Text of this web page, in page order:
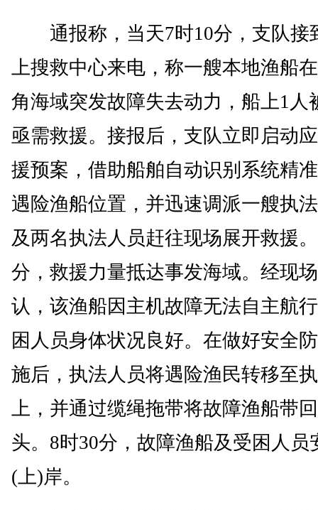
通报称，当天7时10分，支队接
上搜救中心来电，称一艘本地渔船
角海域突发故障失去动力，船上1人
亟需救援。接报后，支队立即启动
援预案，借助船舶自动识别系统精
遇险渔船位置，并迅速调派一艘执
及两名执法人员赶往现场展开救援
分，救援力量抵达事发海域。经现
认，该渔船因主机故障无法自主航
困人员身体状况良好。在做好安全
施后，执法人员将遇险渔民转移至
上，并通过缆绳拖带将故障渔船带
头。8时30分，故障渔船及受困人员
(上)岸。